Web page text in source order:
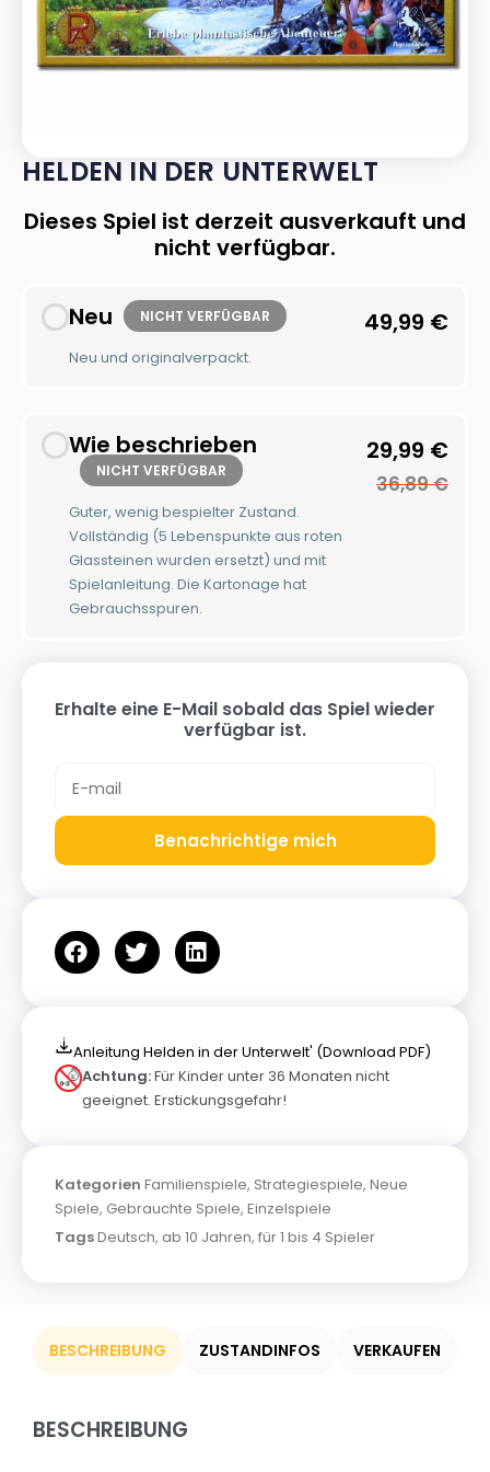
HELDEN IN DER UNTERWELT
Dieses Spiel ist derzeit ausverkauft und
nicht verfügbar.
Neu NICHT VERFÜGBAR
Neu und originalverpackt.
49,99 €
Wie beschrieben
NICHT VERFÜGBAR
Guter, wenig bespielter Zustand.
Vollständig (5 Lebenspunkte aus roten
Glassteinen wurden ersetzt) und mit
Spielanleitung. Die Kartonage hat
Gebrauchsspuren.
29,99 €
36,89€
Erhalte eine E-Mail sobald das Spiel wieder
verfügbar ist.
Benachrichtige mich
Anleitung Helden in der Unterwelt' (Download PDF)
Achtung:Für Kinder unter 36 Monaten nicht
geeignet. Erstickungsgefahr!
Kategorien Familienspiele, Strategiespiele, Neue
Spiele, Gebrauchte Spiele, Einzelspiele
TagsDeutsch, ab 10 Jahren, für 1 bis 4 Spieler
BESCHREIBUNG ZUSTANDINFOS VERKAUFEN
BESCHREIBUNG